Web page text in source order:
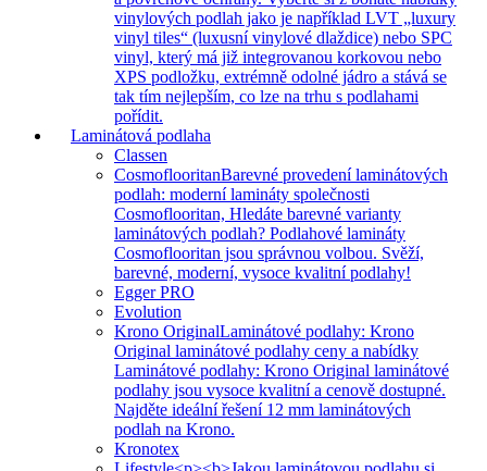
vinylových podlah jako je například LVT „luxury
vinyl tiles“ (luxusní vinylové dlaždice) nebo SPC
vinyl, který má již integrovanou korkovou nebo
XPS podložku, extrémně odolné jádro a stává se
tak tím nejlepším, co lze na trhu s podlahami
pořídit.
Laminátová podlaha
Classen
CosmoflooritanBarevné provedení laminátových
podlah: moderní lamináty společnosti
Cosmoflooritan, Hledáte barevné varianty
laminátových podlah? Podlahové lamináty
Cosmoflooritan jsou správnou volbou. Svěží,
barevné, moderní, vysoce kvalitní podlahy!
Egger PRO
Evolution
Krono OriginalLaminátové podlahy: Krono
Original laminátové podlahy ceny a nabídky
Laminátové podlahy: Krono Original laminátové
podlahy jsou vysoce kvalitní a cenově dostupné.
Najděte ideální řešení 12 mm laminátových
podlah na Krono.
Kronotex